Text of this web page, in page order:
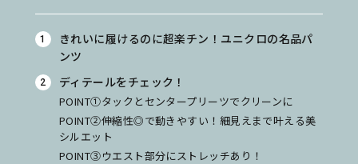
きれいに履けるのに超楽チン！ユニクロの名品パ
ンツ
ディテールをチェック！
POINT①タックとセンタープリーツでクリーンに
POINT②伸縮性◎で動きやすい！細見えまで叶える美
シルエット
POINT③ウエスト部分にストレッチあり！